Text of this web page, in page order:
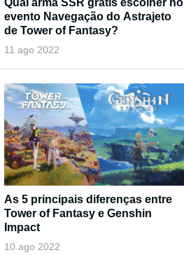
Qual arma SSR grátis escolher no
evento Navegação do Astrajeto
de Tower of Fantasy?
11 ago 2022
As 5 principais diferenças entre
Tower of Fantasy e Genshin
Impact
10 ago 2022